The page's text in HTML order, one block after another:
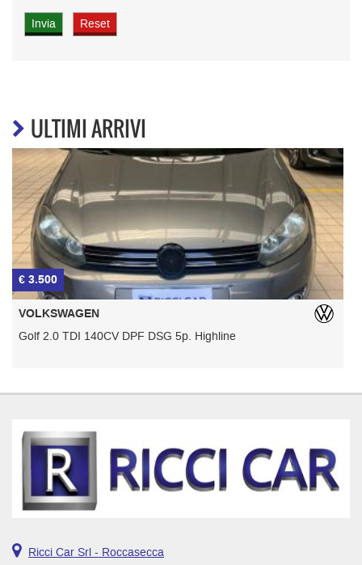
ULTIMI ARRIVI
€ 3.500
VOLKSWAGEN
Golf 2.0 TDI 140CV DPF DSG 5p. Highline
Ricci Car Srl - Roccasecca